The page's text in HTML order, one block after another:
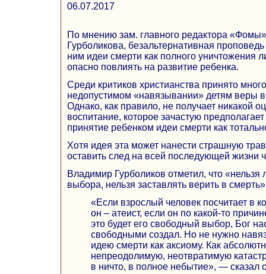
06.07.2017
По мнению зам. главного редактора
Гурболикова, безальтернативная
ним идеи смерти как полного уничтожения
опасно повлиять на развитие ребенка.
Среди критиков христианства принято
недопустимом «навязывании» детям веры
Однако, как правило, не получает никакой
воспитание, которое зачастую
принятие ребенком идеи смерти как
Хотя идея эта может нанести страшную
оставить след на всей последующей жизни
Владимир Гурболиков отметил, что «нельзя
выбора, нельзя заставлять верить в
«Если взрослый человек посчитает в
он – атеист, если он по какой-то
это будет его свободный выбор, Бог
свободными создал. Но не нужно
идею смерти как аксиому. Как
непреодолимую, неотвратимую
в ничто, в полное небытие», — сказал